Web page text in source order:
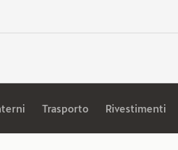
Trasporto Rivestimenti